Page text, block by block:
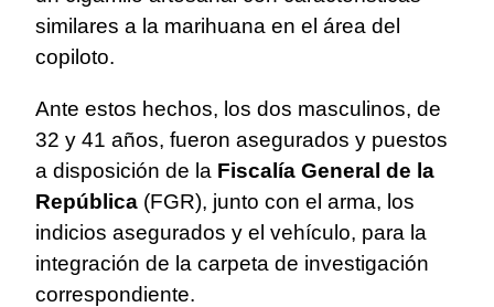
similares a la marihuana en el área del
copiloto.
Ante estos hechos, los dos masculinos, de
32 y 41 años, fueron asegurados y puestos
a disposición de la Fiscalía General de la
República (FGR), junto con el arma, los
indicios asegurados y el vehículo, para la
integración de la carpeta de investigación
correspondiente.